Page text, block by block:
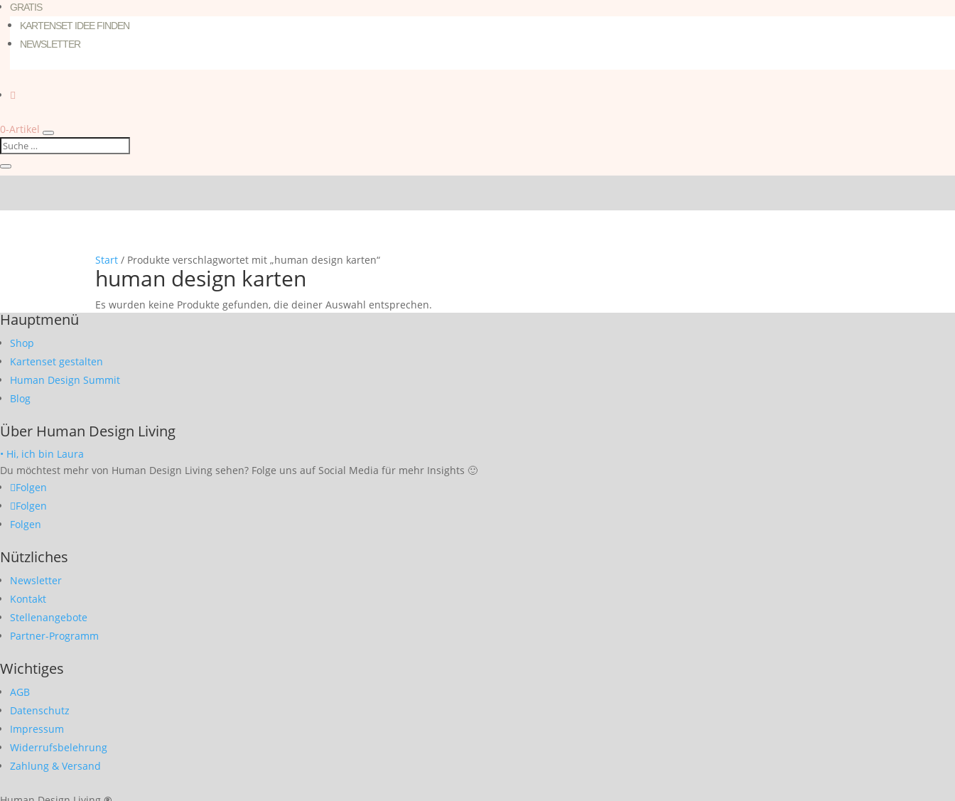
GRATIS
KARTENSET IDEE FINDEN
NEWSLETTER

0-Artikel
Start / Produkte verschlagwortet mit „human design karten“
human design karten
Es wurden keine Produkte gefunden, die deiner Auswahl entsprechen.
Hauptmenü
Shop
Kartenset gestalten
Human Design Summit
Blog
Über Human Design Living
• Hi, ich bin Laura
Du möchtest mehr von Human Design Living sehen? Folge uns auf Social Media für mehr Insights 🙂
Folgen
Folgen
Folgen
Nützliches
Newsletter
Kontakt
Stellenangebote
Partner-Programm
Wichtiges
AGB
Datenschutz
Impressum
Widerrufsbelehrung
Zahlung & Versand